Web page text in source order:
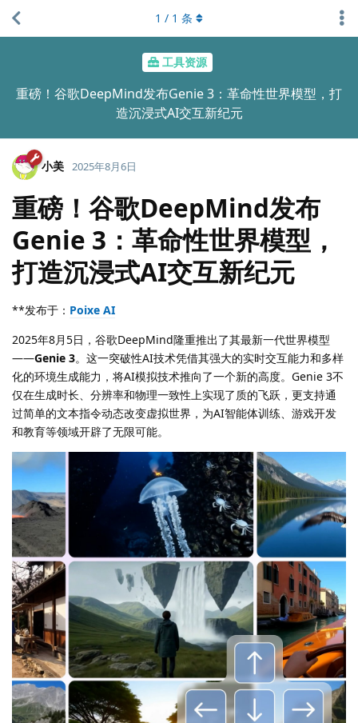
工具资源
重磅！谷歌DeepMind发布Genie 3：革命性世界模型，打
造沉浸式AI交互新纪元
1 / 1 条
小美 2025年8月6日
重磅！谷歌DeepMind发布
Genie 3：革命性世界模型，
打造沉浸式AI交互新纪元
**发布于： Poixe AI
2025年8月5日，谷歌DeepMind隆重推出了其最新一代世界模型
——Genie 3。这一突破性AI技术凭借其强大的实时交互能力和多样
化的环境生成能力，将AI模拟技术推向了一个新的高度。Genie 3不
仅在生成时长、分辨率和物理一致性上实现了质的飞跃，更支持通
过简单的文本指令动态改变虚拟世界，为AI智能体训练、游戏开发
和教育等领域开辟了无限可能。